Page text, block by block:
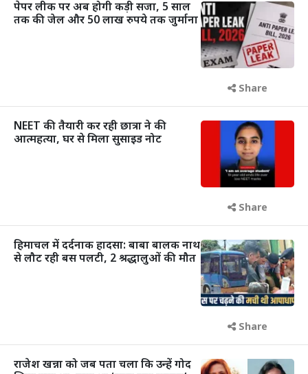
पेपर लीक पर अब होगी कड़ी सजा, 5 साल
तक की जेल और 50 लाख रुपये तक जुर्माना
Share
NEET की तैयारी कर रही छात्रा ने की
आत्महत्या, घर से मिला सुसाइड नोट
Share
हिमाचल में दर्दनाक हादसा: बाबा बालक नाथ
से लौट रही बस पलटी, 2 श्रद्धालुओं की मौत
Share
राजेश खन्ना को जब पता चला कि उन्हें गोद